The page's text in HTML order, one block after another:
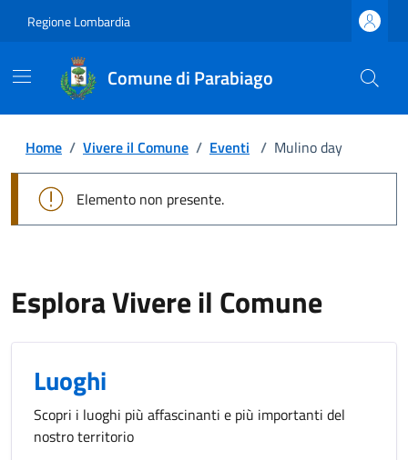
Regione Lombardia
Comune di Parabiago
Home / Vivere il Comune / Eventi / Mulino day
Elemento non presente.
Esplora Vivere il Comune
Luoghi
Scopri i luoghi più affascinanti e più importanti del
nostro territorio